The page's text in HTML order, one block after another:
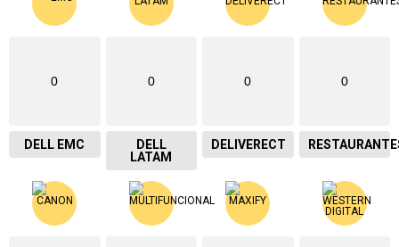
0
DELL EMC
0
DELL
LATAM
0
DELIVERECT
0